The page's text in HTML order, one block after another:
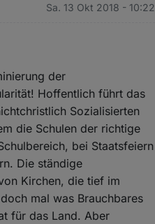
Sa. 13 Okt 2018 - 10:22
der
Hoffentlich führt das
Sozialisierten
die Schulen der richtige
bei Staatsfeiern
Die ständige
Kirchen, die tief im
mal was Brauchbares
für das Land. Aber